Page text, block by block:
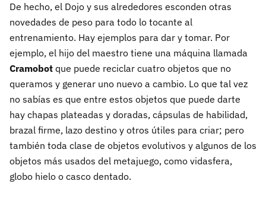
De hecho, el Dojo y sus alrededores esconden otras
novedades de peso para todo lo tocante al
entrenamiento. Hay ejemplos para dar y tomar. Por
ejemplo, el hijo del maestro tiene una máquina llamada
Cramobot que puede reciclar cuatro objetos que no
queramos y generar uno nuevo a cambio. Lo que tal vez
no sabías es que entre estos objetos que puede darte
hay chapas plateadas y doradas, cápsulas de habilidad,
brazal firme, lazo destino y otros útiles para criar; pero
también toda clase de objetos evolutivos y algunos de los
objetos más usados del metajuego, como vidasfera,
globo hielo o casco dentado.